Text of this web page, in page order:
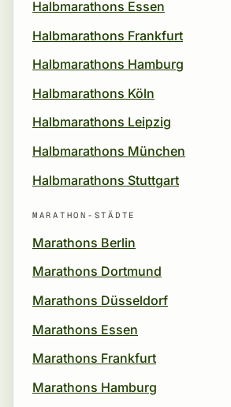
Halbmarathons Essen
Halbmarathons Frankfurt
Halbmarathons Hamburg
Halbmarathons Köln
Halbmarathons Leipzig
Halbmarathons München
Halbmarathons Stuttgart
MARATHON-STÄDTE
Marathons Berlin
Marathons Dortmund
Marathons Düsseldorf
Marathons Essen
Marathons Frankfurt
Marathons Hamburg